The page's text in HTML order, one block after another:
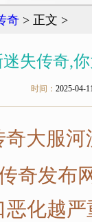
奇 > 正文 >
迷失传奇,
时间： 2025-04-
奇大服
奇发布
化越